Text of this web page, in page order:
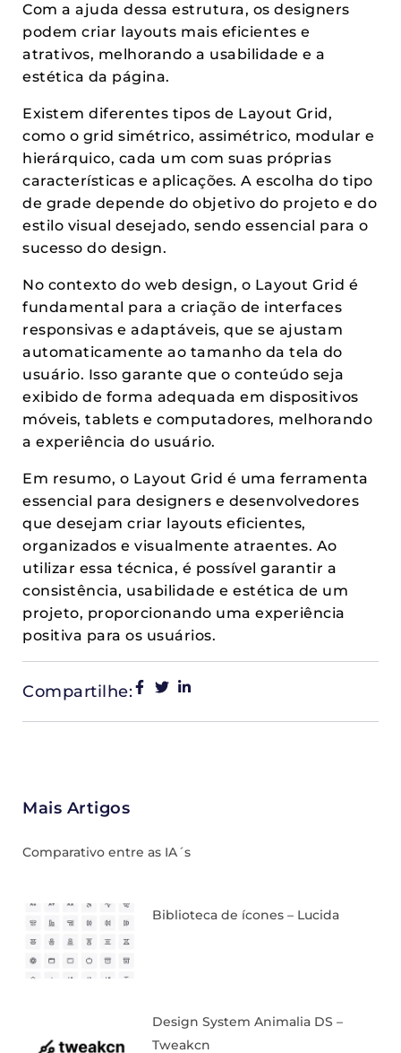
Com a ajuda dessa estrutura, os designers
podem criar layouts mais eficientes e
atrativos, melhorando a usabilidade e a
estética da página.
Existem diferentes tipos de Layout Grid,
como o grid simétrico, assimétrico, modular e
hierárquico, cada um com suas próprias
características e aplicações. A escolha do tipo
de grade depende do objetivo do projeto e do
estilo visual desejado, sendo essencial para o
sucesso do design.
No contexto do web design, o Layout Grid é
fundamental para a criação de interfaces
responsivas e adaptáveis, que se ajustam
automaticamente ao tamanho da tela do
usuário. Isso garante que o conteúdo seja
exibido de forma adequada em dispositivos
móveis, tablets e computadores, melhorando
a experiência do usuário.
Em resumo, o Layout Grid é uma ferramenta
essencial para designers e desenvolvedores
que desejam criar layouts eficientes,
organizados e visualmente atraentes. Ao
utilizar essa técnica, é possível garantir a
consistência, usabilidade e estética de um
projeto, proporcionando uma experiência
positiva para os usuários.
Compartilhe:
Mais Artigos
Comparativo entre as IA´s
Biblioteca de ícones – Lucida
Design System Animalia DS –
Tweakcn